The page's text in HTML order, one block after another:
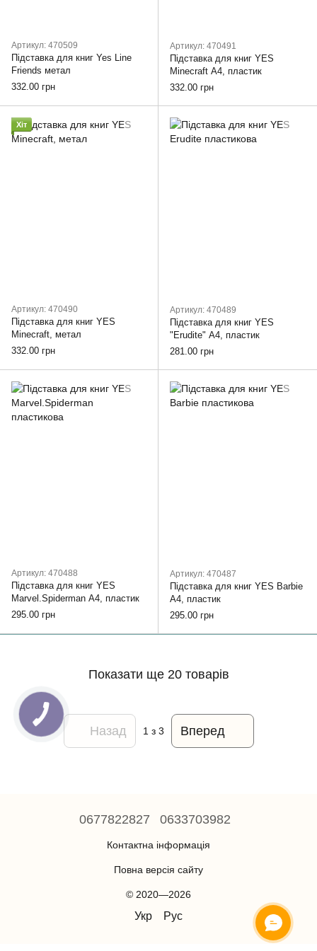
Артикул: 470509
Підставка для книг Yes Line
Friends метал
332.00 грн
Артикул: 470491
Підставка для книг YES
Minecraft А4, пластик
332.00 грн
Хіт
Артикул: 470490
Підставка для книг YES
Minecraft, метал
332.00 грн
Артикул: 470489
Підставка для книг YES
"Erudite" А4, пластик
281.00 грн
Артикул: 470488
Підставка для книг YES
Marvel.Spiderman А4, пластик
295.00 грн
Артикул: 470487
Підставка для книг YES Barbie
А4, пластик
295.00 грн
Показати ще 20 товарів
Назад 1з 3 Вперед
0677822827 0633703982
Контактна інформація
Повна версія сайту
© 2020—2026
Укр Рус